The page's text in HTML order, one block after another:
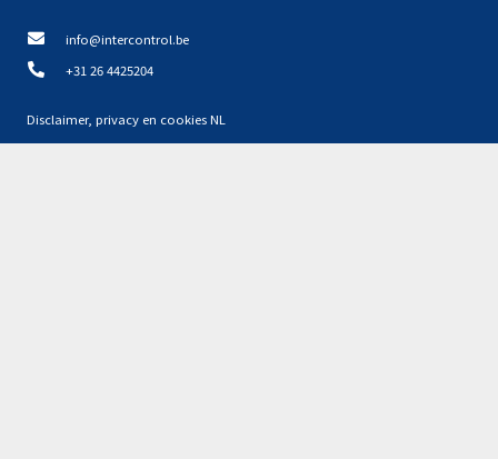
info@intercontrol.be
+31 26 4425204
Disclaimer, privacy en cookies NL